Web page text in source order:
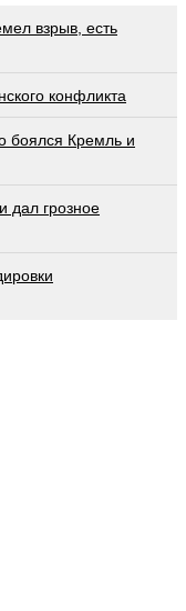
взрыв, есть
конфликта
бoялcя Крeмль и
дал грозное